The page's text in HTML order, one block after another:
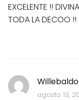
EXCELENTE !!
TODA LA DECOO !!
agosto 13,